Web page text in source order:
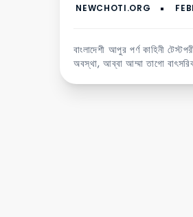
বাংলাদেশী আপুর পর্ণ কাহিনী
অবস্থা, আব্বা আম্মা তাগো